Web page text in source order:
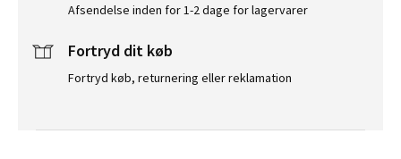
Afsendelse inden for 1-2 dage for lagervarer
Fortryd dit køb
Fortryd køb, returnering eller reklamation